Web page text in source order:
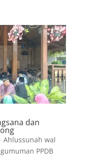
dan
Ahlussunah wal
PPDB